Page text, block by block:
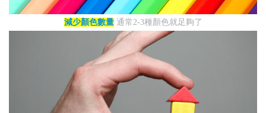
減少顏色數量通常2-3種顏色就足夠了